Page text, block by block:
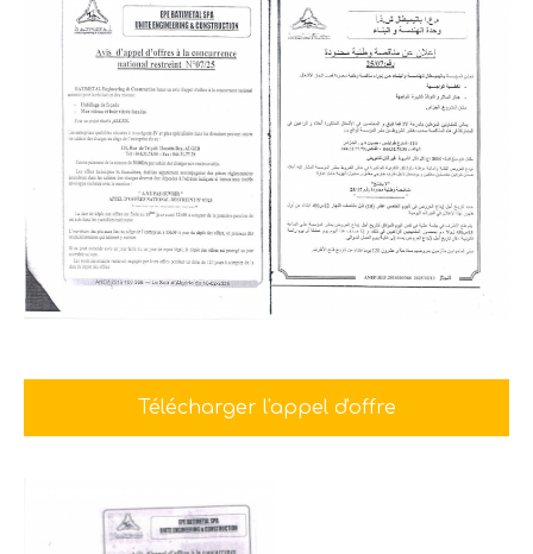
Télécharger l'appel d'offre